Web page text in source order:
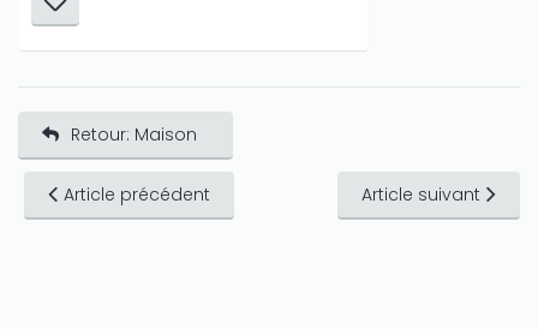
Retour: Maison
Article précédent Article suivant